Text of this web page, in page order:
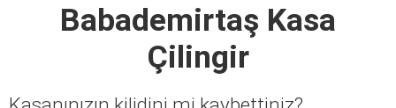
Babademirtaş Kasa
Çilingir